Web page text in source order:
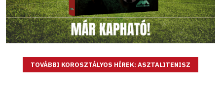
TOVÁBBI KOROSZTÁLYOS HÍREK: ASZTALITENISZ